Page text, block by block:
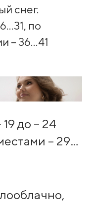
снег.
по
– 36…41
до – 24
– 29…